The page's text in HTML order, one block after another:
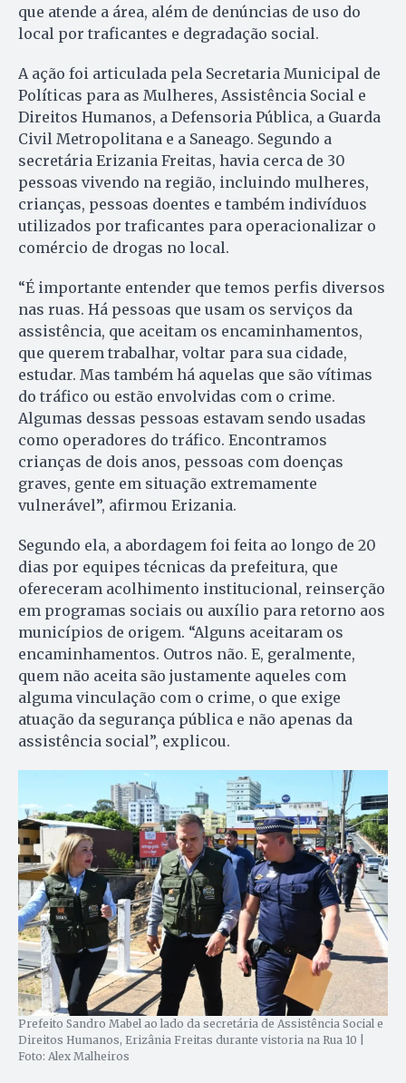
que atende a área, além de denúncias de uso do
local por traficantes e degradação social.
A ação foi articulada pela Secretaria Municipal de
Políticas para as Mulheres, Assistência Social e
Direitos Humanos, a Defensoria Pública, a Guarda
Civil Metropolitana e a Saneago. Segundo a
secretária Erizania Freitas, havia cerca de 30
pessoas vivendo na região, incluindo mulheres,
crianças, pessoas doentes e também indivíduos
utilizados por traficantes para operacionalizar o
comércio de drogas no local.
“É importante entender que temos perfis diversos
nas ruas. Há pessoas que usam os serviços da
assistência, que aceitam os encaminhamentos,
que querem trabalhar, voltar para sua cidade,
estudar. Mas também há aquelas que são vítimas
do tráfico ou estão envolvidas com o crime.
Algumas dessas pessoas estavam sendo usadas
como operadores do tráfico. Encontramos
crianças de dois anos, pessoas com doenças
graves, gente em situação extremamente
vulnerável”, afirmou Erizania.
Segundo ela, a abordagem foi feita ao longo de 20
dias por equipes técnicas da prefeitura, que
ofereceram acolhimento institucional, reinserção
em programas sociais ou auxílio para retorno aos
municípios de origem. “Alguns aceitaram os
encaminhamentos. Outros não. E, geralmente,
quem não aceita são justamente aqueles com
alguma vinculação com o crime, o que exige
atuação da segurança pública e não apenas da
assistência social”, explicou.
Prefeito Sandro Mabel ao lado da secretária de Assistência Social e
Direitos Humanos, Erizânia Freitas durante vistoria na Rua 10 |
Foto: Alex Malheiros